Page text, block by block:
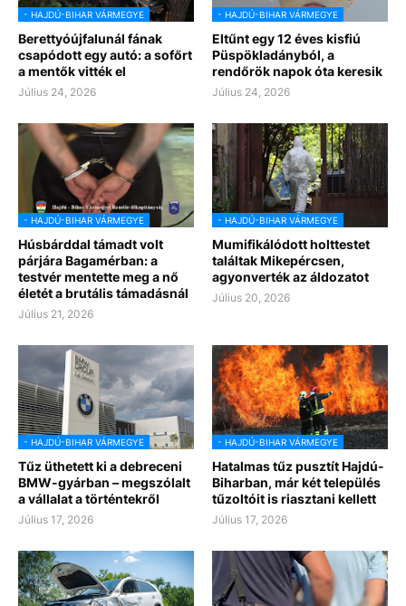
- HAJDÚ-BIHAR VÁRMEGYE
Berettyóújfalunál fának
csapódott egy autó: a sofőrt
a mentők vitték el
Július 24, 2026
- HAJDÚ-BIHAR VÁRMEGYE
Eltűnt egy 12 éves kisfiú
Püspökladányból, a
rendőrök napok óta keresik
Július 24, 2026
- HAJDÚ-BIHAR VÁRMEGYE
Húsbárddal támadt volt
párjára Bagamérban: a
testvér mentette meg a nő
életét a brutális támadásnál
Július 21, 2026
- HAJDÚ-BIHAR VÁRMEGYE
Mumifikálódott holttestet
találtak Mikepércsen,
agyonverték az áldozatot
Július 20, 2026
- HAJDÚ-BIHAR VÁRMEGYE
Tűz üthetett ki a debreceni
BMW-gyárban – megszólalt
a vállalat a történtekről
Július 17, 2026
- HAJDÚ-BIHAR VÁRMEGYE
Hatalmas tűz pusztít Hajdú-
Biharban, már két település
tűzoltóit is riasztani kellett
Július 17, 2026